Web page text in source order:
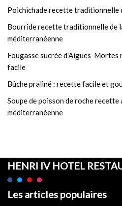
Poichichade recette traditionnelle
Bourride recette traditionnelle de
méditerranéenne
Fougasse sucrée d’Aigues-
facile
Bûche praliné : recette facile et
Soupe de poisson de roche
méditerranéenne
HENRI IV HOTEL
Les articles populaires